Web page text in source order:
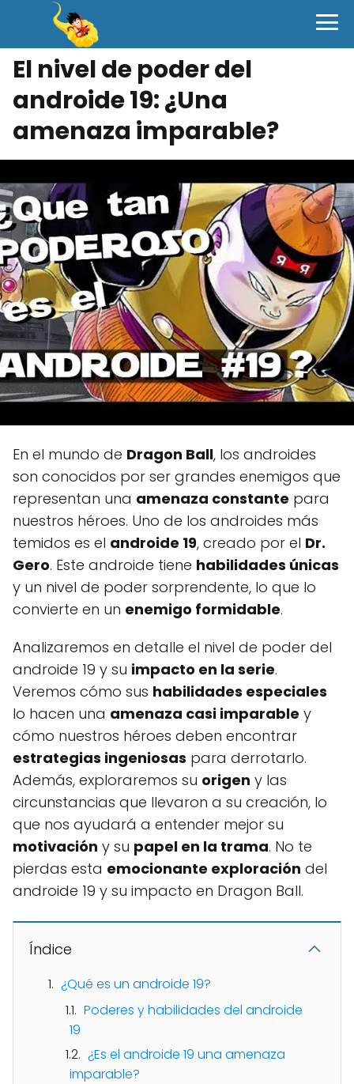
El nivel de poder del
androide 19: ¿Una
amenaza imparable?
En el mundo de Dragon Ball, los androides
son conocidos por ser grandes enemigos que
representan una amenaza constante para
nuestros héroes. Uno de los androides más
temidos es el androide 19, creado por el Dr.
Gero. Este androide tiene habilidades únicas
y un nivel de poder sorprendente, lo que lo
convierte en un enemigo formidable.
Analizaremos en detalle el nivel de poder del
androide 19 y su impacto en la serie.
Veremos cómo sus habilidades especiales
lo hacen una amenaza casi imparable y
cómo nuestros héroes deben encontrar
estrategias ingeniosas para derrotarlo.
Además, exploraremos su origen y las
circunstancias que llevaron a su creación, lo
que nos ayudará a entender mejor su
motivación y su papel en la trama. No te
pierdas esta emocionante exploración del
androide 19 y su impacto en Dragon Ball.
Índice
¿Qué es un androide 19?
Poderes y habilidades del androide
19
¿Es el androide 19 una amenaza
imparable?